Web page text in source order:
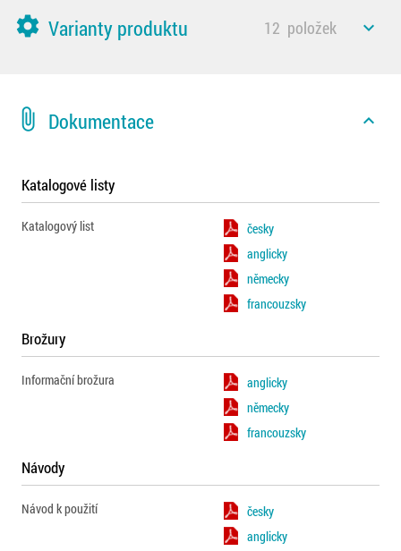
settings Varianty produktu 12 položek expand_less
attach_file Dokumentace expand_less
Katalogové listy
Katalogový list
česky
anglicky
německy
francouzsky
Brožury
Informační brožura
anglicky
německy
francouzsky
Návody
Návod k použití
česky
anglicky